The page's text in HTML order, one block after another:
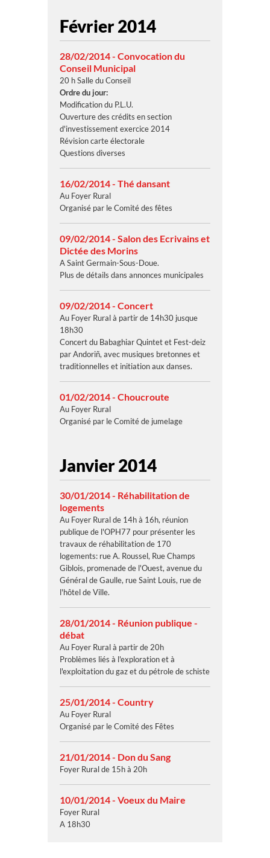
Février 2014
28/02/2014 - Convocation du
Conseil Municipal
20 h Salle du Conseil
Ordre du jour:
Modification du P.L.U.
Ouverture des crédits en section
d'investissement exercice 2014
Révision carte électorale
Questions diverses
16/02/2014 - Thé dansant
Au Foyer Rural
Organisé par le Comité des fêtes
09/02/2014 - Salon des Ecrivains et
Dictée des Morins
A Saint Germain-Sous-Doue.
Plus de détails dans annonces municipales
09/02/2014 - Concert
Au Foyer Rural à partir de 14h30 jusque
18h30
Concert du Babaghiar Quintet et Fest-deiz
par Andoriñ, avec musiques bretonnes et
traditionnelles et initiation aux danses.
01/02/2014 - Choucroute
Au Foyer Rural
Organisé par le Comité de jumelage
Janvier 2014
30/01/2014 - Réhabilitation de
logements
Au Foyer Rural de 14h à 16h, réunion
publique de l'OPH77 pour présenter les
travaux de réhabilitation de 170
logements: rue A. Roussel, Rue Champs
Giblois, promenade de l'Ouest, avenue du
Général de Gaulle, rue Saint Louis, rue de
l'hôtel de Ville.
28/01/2014 - Réunion publique -
débat
Au Foyer Rural à partir de 20h
Problèmes liés à l'exploration et à
l'exploitation du gaz et du pétrole de schiste
25/01/2014 - Country
Au Foyer Rural
Organisé par le Comité des Fêtes
21/01/2014 - Don du Sang
Foyer Rural de 15h à 20h
10/01/2014 - Voeux du Maire
Foyer Rural
A 18h30